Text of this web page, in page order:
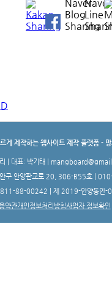
게 제작하는 웹사이트 제작 플랫폼 -
| 대표: 박기태 |
안구 안양판교로 20, 306-B55호 |
811-88-00242 | 제 2019-안양동안-
약관개인정보처리방침사업자 정보확인